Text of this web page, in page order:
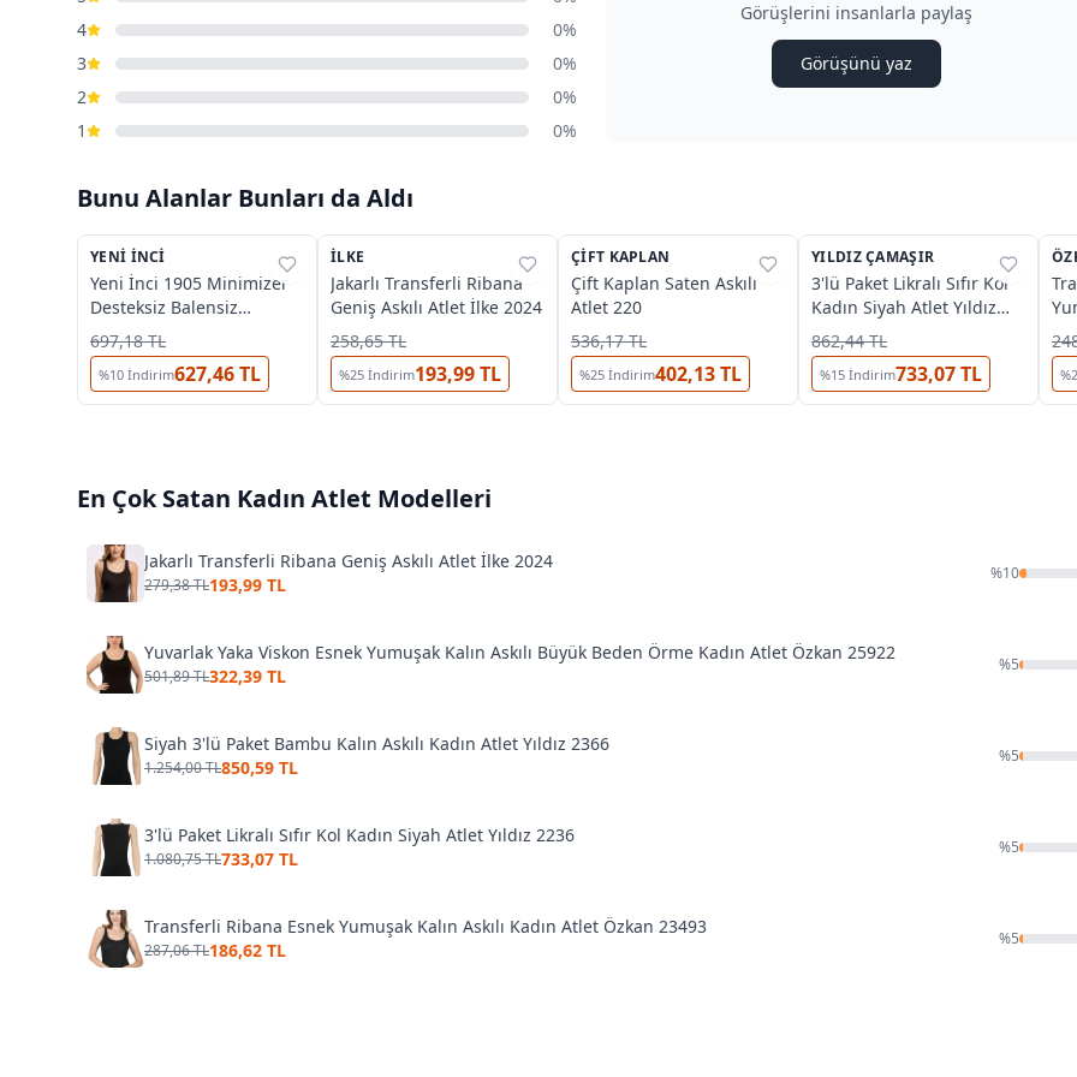
4
0%
3
0%
2
0%
1
0%
Görüşlerini insanlarla paylaş
Görüşünü yaz
Bunu Alanlar Bunları da Aldı
%13
YENI İNCI
Yeni İnci 1905 Minimizer
Desteksiz Balensiz
Toparlayıcı Sütyen (1
Beden Küçültür)
697,18 TL
%10 İndirim627,46 TL
%31
İLKE
Jakarlı Transferli Ribana
Geniş Askılı Atlet İlke 2024
258,65 TL
%25 İndirim193,99 TL
%39
ÇIFT KAPLAN
Çift Kaplan Saten Askılı
Atlet 220
536,17 TL
%25 İndirim402,13 TL
%32
YILDIZ ÇAMAŞIR
3'lü Paket Likralı Sıfır Kol
Kadın Siyah Atlet Yıldız
2236
862,44 TL
%15 İndirim733,07 TL
%
%
En Çok Satan Kadın Atlet Modelleri
Jakarlı Transferli Ribana Geniş Askılı Atlet İlke 2024
279,38 TL193,99 TL
%10
Yuvarlak Yaka Viskon Esnek Yumuşak Kalın Askılı Büyük Beden Örme Kadın Atlet Özkan 25922
501,89 TL322,39 TL
%5
Siyah 3'lü Paket Bambu Kalın Askılı Kadın Atlet Yıldız 2366
1.254,00 TL850,59 TL
%5
3'lü Paket Likralı Sıfır Kol Kadın Siyah Atlet Yıldız 2236
1.080,75 TL733,07 TL
%5
Transferli Ribana Esnek Yumuşak Kalın Askılı Kadın Atlet Özkan 23493
287,06 TL186,62 TL
%5